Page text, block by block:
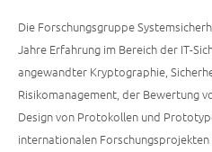
Die Forschungsgruppe
Jahre Erfahrung im Bereich der IT-
angewandter Kryptographie,
Risikomanagement, der Bewertung
Design von Protokollen und
internationalen